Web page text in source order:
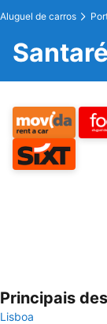
Aluguel de carros
Principais
Lisboa